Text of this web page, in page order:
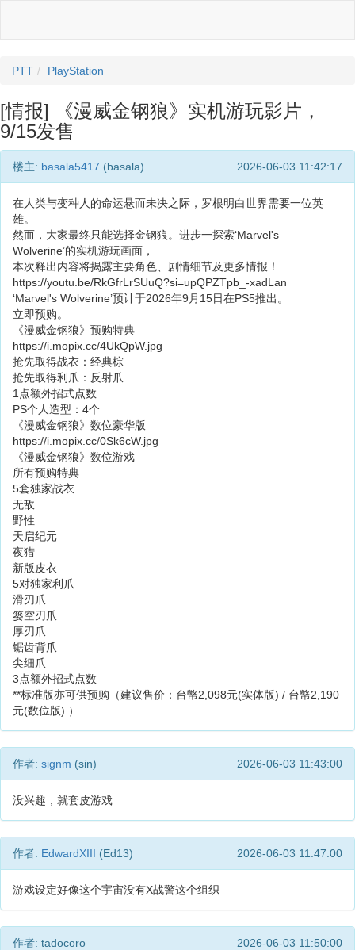
PTT PlayStation
[情报] 《漫威金钢狼》实机游玩影片，
9/15发售
楼主: basala5417 (basala) 2026-06-03 11:42:17
在人类与变种人的命运悬而未决之际，罗根明白世界需要一位英
雄。
然而，大家最终只能选择金钢狼。进步一探索‘Marvel's
Wolverine’的实机游玩画面，
本次释出内容将揭露主要角色、剧情细节及更多情报！
https://youtu.be/RkGfrLrSUuQ?si=upQPZTpb_-xadLan
‘Marvel's Wolverine’预计于2026年9月15日在PS5推出。
立即预购。
《漫威金钢狼》预购特典
https://i.mopix.cc/4UkQpW.jpg
抢先取得战衣：经典棕
抢先取得利爪：反射爪
1点额外招式点数
PS个人造型：4个
《漫威金钢狼》数位豪华版
https://i.mopix.cc/0Sk6cW.jpg
《漫威金钢狼》数位游戏
所有预购特典
5套独家战衣
无敌
野性
天启纪元
夜猎
新版皮衣
5对独家利爪
滑刃爪
篓空刃爪
厚刃爪
锯齿背爪
尖细爪
3点额外招式点数
**标准版亦可供预购（建议售价：台幤2,098元(实体版) / 台幤2,190
元(数位版) ）
作者: signm (sin) 2026-06-03 11:43:00
没兴趣，就套皮游戏
作者: EdwardXIII (Ed13) 2026-06-03 11:47:00
游戏设定好像这个宇宙没有X战警这个组织
作者: tadocoro 2026-06-03 11:50:00